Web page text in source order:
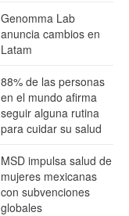
Genomma Lab
anuncia cambios en
Latam
88% de las personas
en el mundo afirma
seguir alguna rutina
para cuidar su salud
MSD impulsa salud de
mujeres mexicanas
con subvenciones
globales